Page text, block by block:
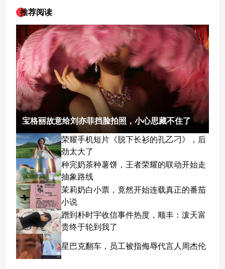
推荐阅读
宝格丽故意给刘亦菲挡脸拍照，小心思藏不住了
荣耀手机短片《脱下长衫的孔乙刁》，后
劲太大了
种完奶茶种薯饼，王者荣耀的联动开始走
抽象路线
茉莉奶白小票，竟然开始连载真正的番茄
小说
蹭到朴时宇收信事件热度，顺丰：泼天富
贵终于轮到我了
星巴克翻车，员工被指侮辱代言人周杰伦